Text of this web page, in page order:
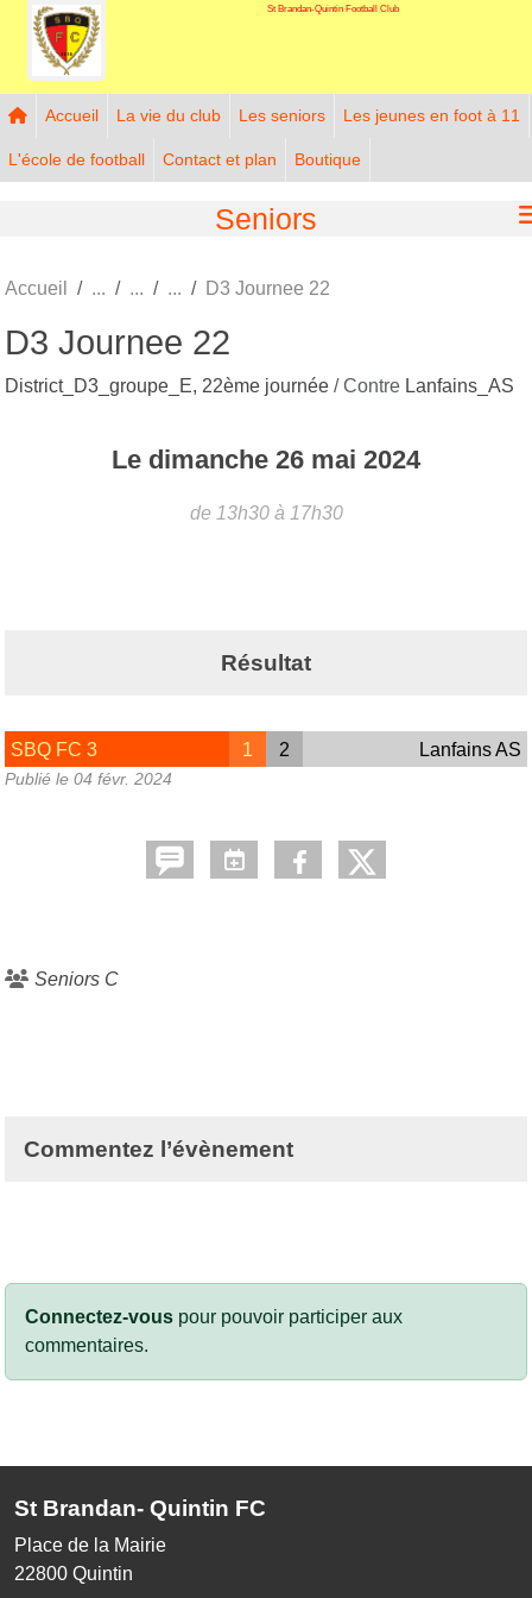
St Brandan-Quintin Football Club
Accueil La vie du club Les seniors Les jeunes en foot à 11
L'école de football Contact et plan Boutique
Seniors
Accueil D3 Journee 22
D3 Journee 22
District_D3_groupe_E, 22ème journée / Contre Lanfains_AS
Le dimanche 26 mai 2024
de 13h30 à 17h30
Résultat
SBQ FC 3 1 2 Lanfains AS
Publié le 04 févr. 2024
Seniors C
Commentez l’évènement
Connectez-vous pour pouvoir participer aux
commentaires.
St Brandan- Quintin FC
Place de la Mairie
22800 Quintin
Panneau de gestion des cookies